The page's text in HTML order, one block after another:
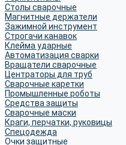
Столы сварочные
Магнитные держатели
Зажимной инструмент
Строгачи канавок
Клейма ударные
Автоматизация сварки
Вращатели сварочные
Центраторы для труб
Сварочные каретки
Промышленные роботы
Средства защиты
Сварочные маски
Краги, перчатки, руковицы
Спецодежда
Очки защитные